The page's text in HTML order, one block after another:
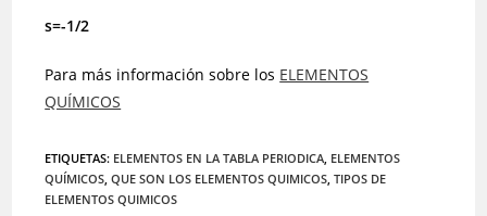
s=-1/2
Para más información sobre los ELEMENTOS
QUÍMICOS
ETIQUETAS: ELEMENTOS EN LA TABLA PERIODICA, ELEMENTOS
QUÍMICOS, QUE SON LOS ELEMENTOS QUIMICOS, TIPOS DE
ELEMENTOS QUIMICOS